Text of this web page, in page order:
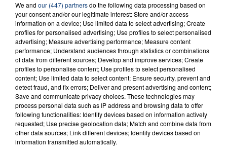
23 juillet 2026
INCENDIE MORTEL À LENS : UNE FEMME ET
SON BÉBÉ ENTRE LA VIE ET LA...
Un homme s'est immolé par le feu après avoir
aspergé sa compagne et leur bébé de trois mois
d'un liquide inflammable.
We and our (447) partnersdo the following data processing based on
your consent and/or our legitimate interest: Store and/or access
information on a device; Use limited data to select advertising; Create
profiles for personalised advertising; Use profiles to select personalised
advertising; Measure advertising performance; Measure content
performance; Understand audiences through statistics or combinations
of data from different sources; Develop and improve services; Create
profiles to personalise content; Use profiles to select personalised
content; Use limited data to select content; Ensure security, prevent and
detect fraud, and fix errors; Deliver and present advertising and content;
Save and communicate privacy choices. These technologies may
process personal data such as IP address and browsing data to offer
following functionalities: Identify devices based on information actively
requested; Use precise geolocation data; Match and combine data from
other data sources; Link different devices; Identify devices based on
information transmitted automatically.